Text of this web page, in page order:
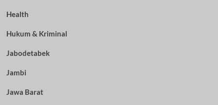
Health
Hukum & Kriminal
Jabodetabek
Jambi
Jawa Barat